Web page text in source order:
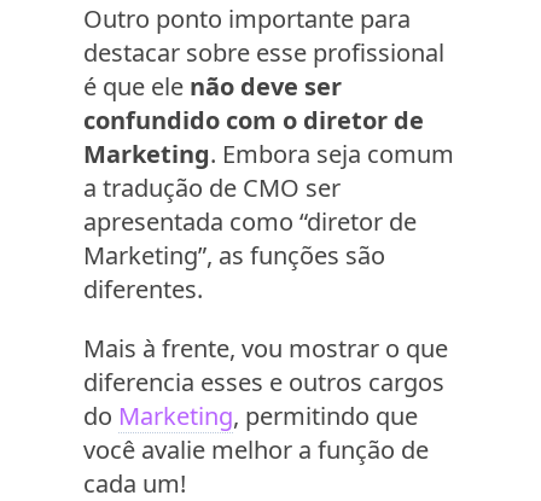
Outro ponto importante para
destacar sobre esse profissional
é que ele não deve ser
confundido com o diretor de
Marketing. Embora seja comum
a tradução de CMO ser
apresentada como “diretor de
Marketing”, as funções são
diferentes.
Mais à frente, vou mostrar o que
diferencia esses e outros cargos
do Marketing, permitindo que
você avalie melhor a função de
cada um!